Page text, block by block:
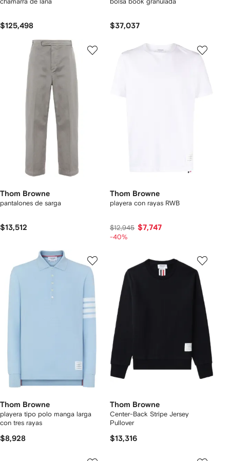
$125,498 $37,037
Thom Browne
pantalones de sarga
$13,512
Thom Browne
playera con rayas RWB
$12,945 $7,747
-40%
Thom Browne
playera tipo polo manga larga
con tres rayas
$8,928
Thom Browne
Center-Back Stripe Jersey
Pullover
$13,316